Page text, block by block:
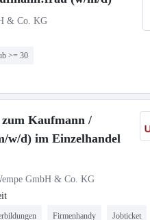
& Co. KG
>= 30
Kaufmann /
w/d) im Einzelhandel
GmbH & Co. KG
Firmenhandy Jobticket